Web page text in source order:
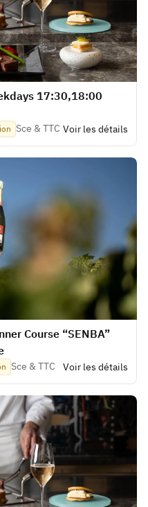
17:30,18:00
Sce & TTC Voir les détails
Course “SENBA”
Sce & TTC Voir les détails